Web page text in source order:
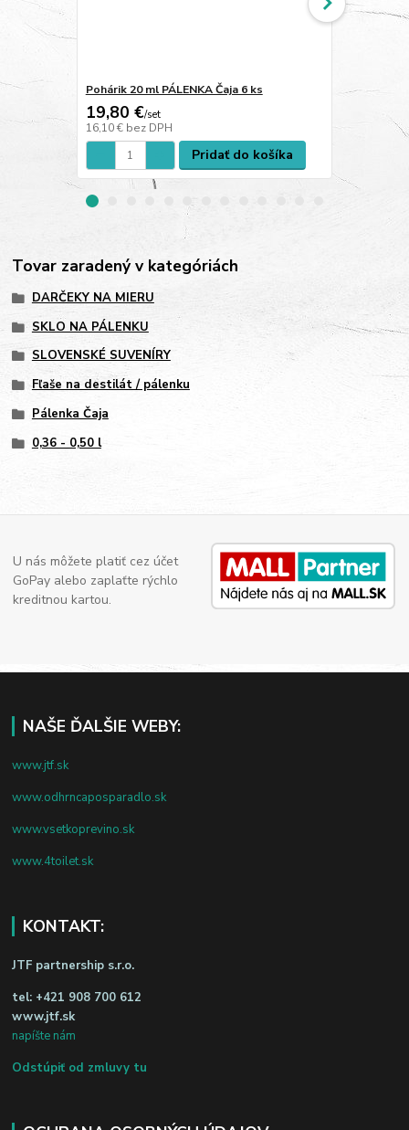
Pohárik 20 ml PÁLENKA Čaja 6 ks
19,80 €/set
16,10 € bez DPH
Pridať do košíka
Ploskačka
3,50 €
bez
Tovar zaradený v kategóriách
DARČEKY NA MIERU
SKLO NA PÁLENKU
SLOVENSKÉ SUVENÍRY
Fľaše na destilát / pálenku
Pálenka Čaja
0,36 - 0,50 l
U nás môžete platiť cez účet
GoPay alebo zaplaťte rýchlo
kreditnou kartou.
NAŠE ĎALŠIE WEBY:
www.jtf.sk
www.odhrncaposparadlo.sk
www.vsetkoprevino.sk
www.4toilet.sk
KONTAKT:
JTF partnership s.r.o.
tel: +421 908 700 612
www.jtf.sk
napíšte nám
Odstúpiť od zmluvy tu